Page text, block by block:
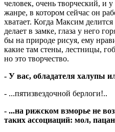
человек, очень творческий, и
жанре, в котором сейчас он
хватает. Когда Максим
делает в замке, глаза у него
бы на природе рисуя, ему
какие там стены, лестницы,
но это творчество.
- У вас, обладателя халупы
- ...пятизвездочной берлоги!..
- ...на рижском взморье не
таких ассоциаций: мол,